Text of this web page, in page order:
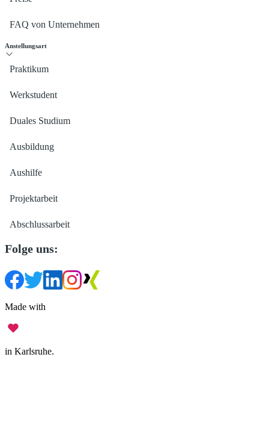
FAQ von Unternehmen
Anstellungsart
Praktikum
Werkstudent
Duales Studium
Ausbildung
Aushilfe
Projektarbeit
Abschlussarbeit
Folge uns:
Made with
in Karlsruhe.